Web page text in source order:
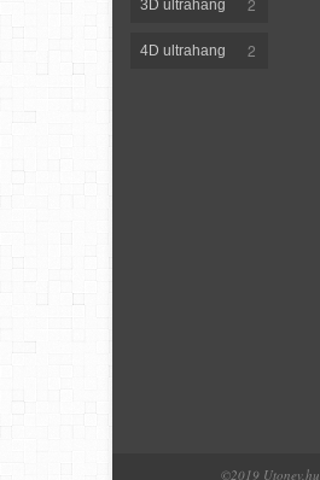
3D ultrahang
4D ultrahang 2
©2019 Utonev.hu